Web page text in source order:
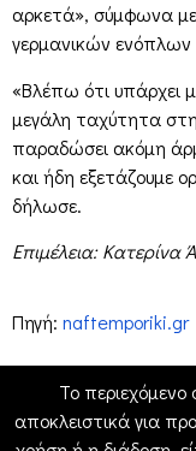
αρκετά», σύμφωνα
γερμανικών
«Βλέπω ότι υπάρχει
μεγάλη ταχύτητα
παραδώσει ακόμη
και ήδη εξετάζουμε
δήλωσε.
Επιμέλεια: Κατερίνα
Πηγή: naftemporiki.gr
Το περιεχόμενο
αποκλειστικά για